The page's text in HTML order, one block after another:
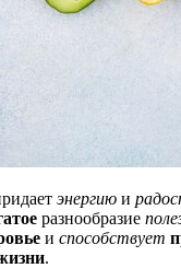
энергию и
разнообразие
и способствует
.